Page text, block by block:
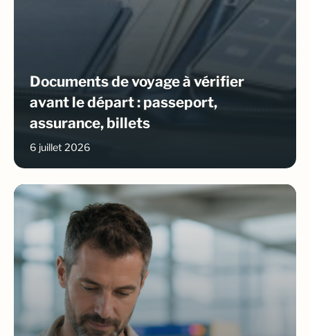
Documents de voyage à vérifier
avant le départ : passeport,
assurance, billets
6 juillet 2026